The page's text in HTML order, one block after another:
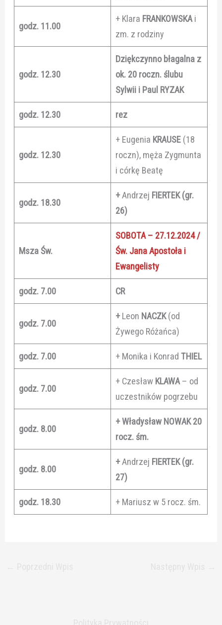
godz. 11.00
+ Klara FRANKOWSKAi
zm. z rodziny
godz. 12.30
Dziękczynno błagalna z
ok. 20 roczn. ślubu
Sylwii i Paul RYZAK
godz. 12.30 rez
godz. 12.30
+ Eugenia KRAUSE (18
roczn), męża Zygmunta
i córkę Beatę
godz. 18.30
+Andrzej FIERTEK (gr.
26)
Msza Św.
SOBOTA – 27.12.2024 /
Św. Jana Apostoła i
Ewangelisty
godz. 7.00 CR
godz. 7.00
+Leon NACZK(od
Żywego Różańca)
godz. 7.00 + Monika i KonradTHIEL
godz. 7.00
+ Czesław KLAWA– od
uczestników pogrzebu
godz. 8.00
+ Władysław NOWAK 20
rocz. śm.
godz. 8.00
+Andrzej FIERTEK (gr.
27)
godz. 18.30 + Mariusz w 5 rocz. śm.